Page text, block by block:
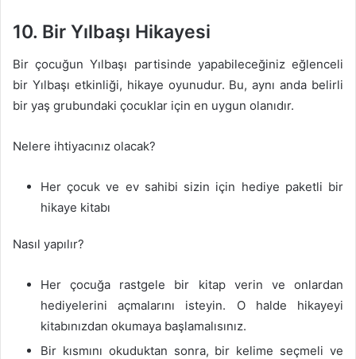
10. Bir Yılbaşı Hikayesi
Bir çocuğun Yılbaşı partisinde yapabileceğiniz eğlenceli
bir Yılbaşı etkinliği, hikaye oyunudur. Bu, aynı anda belirli
bir yaş grubundaki çocuklar için en uygun olanıdır.
Nelere ihtiyacınız olacak?
Her çocuk ve ev sahibi sizin için hediye paketli bir
hikaye kitabı
Nasıl yapılır?
Her çocuğa rastgele bir kitap verin ve onlardan
hediyelerini açmalarını isteyin. O halde hikayeyi
kitabınızdan okumaya başlamalısınız.
Bir kısmını okuduktan sonra, bir kelime seçmeli ve